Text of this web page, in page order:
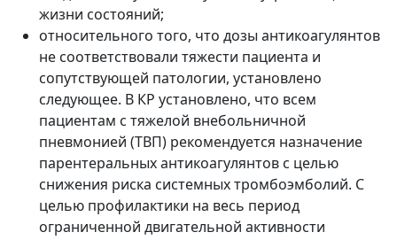
жизни состояний;
относительного того, что дозы антикоагулянтов
не соответствовали тяжести пациента и
сопутствующей патологии, установлено
следующее. В КР установлено, что всем
пациентам с тяжелой внебольничной
пневмонией (ТВП) рекомендуется назначение
парентеральных антикоагулянтов с целью
снижения риска системных тромбоэмболий. С
целью профилактики на весь период
ограниченной двигательной активности